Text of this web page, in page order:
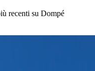
recenti su Dompé